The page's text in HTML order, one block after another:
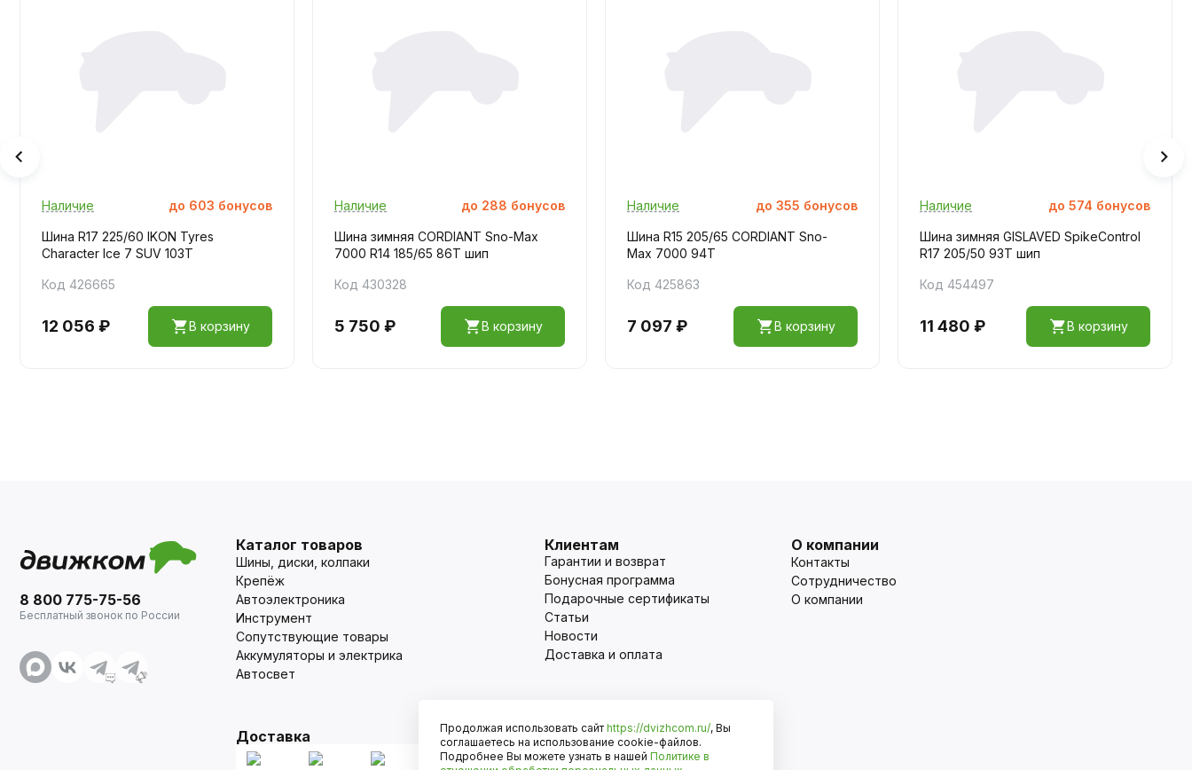
Наличие до 603 бонусов
Шина R17 225/60 IKON Tyres
Character Ice 7 SUV 103T
Код 426665
12 056 ₽ В корзину
Наличие до 288 бонусов
Шина зимняя CORDIANT Sno-Max
7000 R14 185/65 86T шип
Код 430328
5 750 ₽ В корзину
Наличие до 355 бонусов
Шина R15 205/65 CORDIANT Sno-
Max 7000 94T
Код 425863
7 097 ₽ В корзину
Наличие до 574 бонусов
Шина зимняя GISLAVED SpikeControl
R17 205/50 93T шип
Код 454497
11 480 ₽ В корзину
8 800 775-75-56
Бесплатный звонок по России
Каталог товаров
Шины, диски, колпаки
Крепёж
Автоэлектроника
Инструмент
Сопутствующие товары
Аккумуляторы и электрика
Автосвет
Клиентам
Гарантии и возврат
Бонусная программа
Подарочные сертификаты
Статьи
Новости
Доставка и оплата
О компании
Контакты
Сотрудничество
О компании
Доставка Оплата
Продолжая использовать сайт https://dvizhcom.ru/, Вы
соглашаетесь на использование cookie-файлов.
Подробнее Вы можете узнать в нашей Политике в